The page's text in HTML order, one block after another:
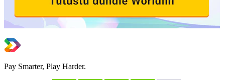
Pay Smarter, Play Harder.